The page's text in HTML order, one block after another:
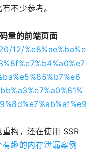
不少参考。
量的前端页面
12/%e8%ae%ba%e
构，还在使用 SSR
有趣的内存泄漏案例